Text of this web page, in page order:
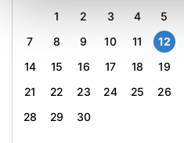
1
2 3 4 5
7
8 9 10 11 12
14
15 16 17 18 19
21
22 23 24 25 26
28
29 30